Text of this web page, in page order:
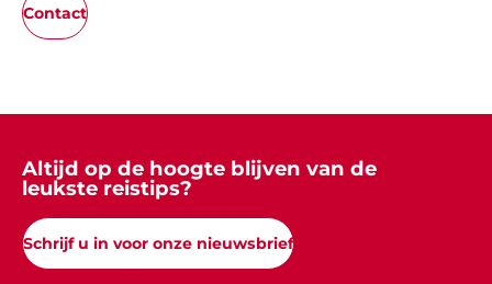
Contact
Altijd op de hoogte blijven van de
leukste reistips?
Schrijf u in voor onze nieuwsbrief